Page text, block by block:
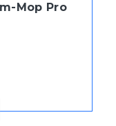
Mop Pro